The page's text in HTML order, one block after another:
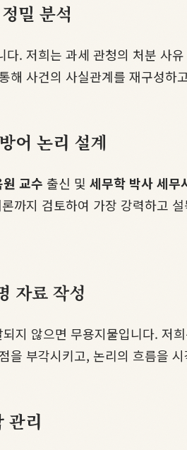
밀 분석
. 저희는 과세 관청의 처분 사
해 사건의 사실관계를 재구성하
어 논리 설계
교수 출신 및 세무학 박사 세무
까지 검토하여 가장 강력하고
자료 작성
지 않으면 무용지물입니다. 저
을 부각시키고, 논리의 흐름을
관리